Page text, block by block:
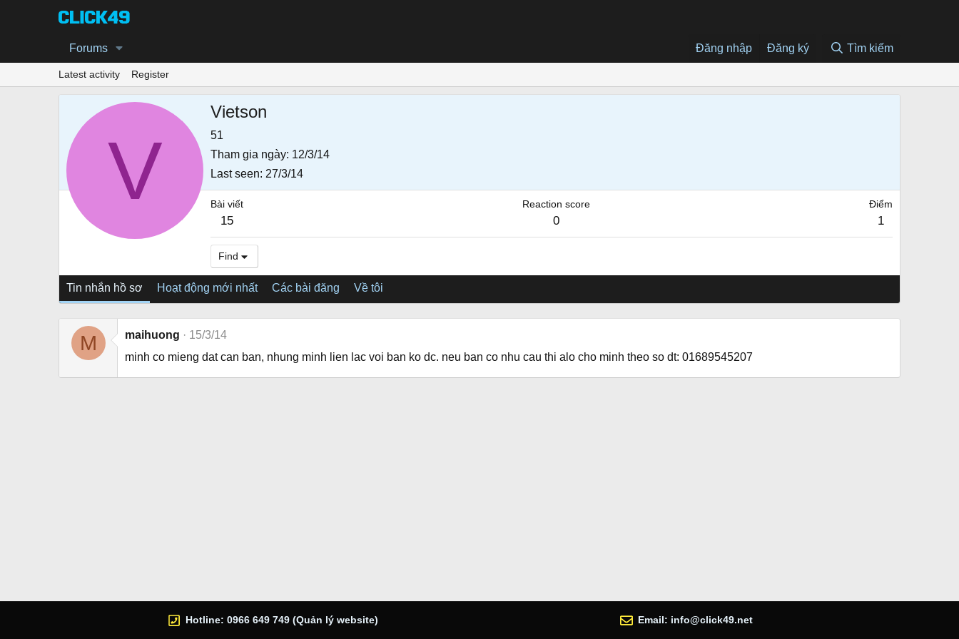
Forums Đăng nhập Đăng ký Tìm kiếm
Latest activity Register
V
Vietson
51
Tham gia ngày 12/3/14
Last seen 27/3/14
Bài viết
15
Reaction score
0
Điểm
1
Find
Tin nhắn hồ sơ Hoạt động mới nhất Các bài đăng Về tôi
M maihuong
15/3/14
minh co mieng dat can ban, nhung minh lien lac voi ban ko dc. neu ban co nhu cau thi alo cho minh theo so dt: 01689545207
Hotline: 0966 649 749 (Quản lý website) Email: info@click49.net